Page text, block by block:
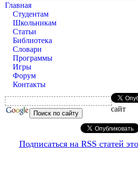
Главная
Студентам
Школьникам
Статьи
Библиотека
Словари
Программы
Игры
Форум
Контакты
сайт
Подписаться на RSS статей